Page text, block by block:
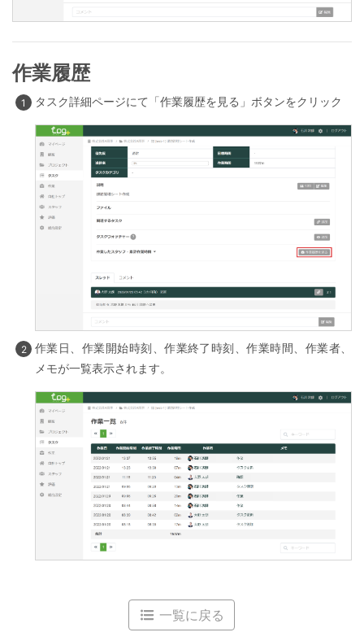
作業履歴
タスク詳細ページにて「作業履歴を見る」ボタンをクリック
作業日、作業開始時刻、作業終了時刻、作業時間、作業者、
メモが一覧表示されます。
一覧に戻る